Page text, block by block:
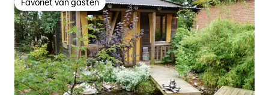
Favoriet van gasten
Favoriet van gasten